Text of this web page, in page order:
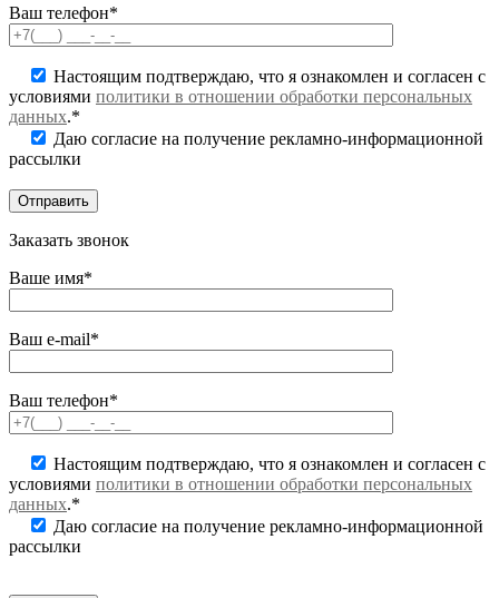
Ваш телефон*
Настоящим подтверждаю, что я ознакомлен и согласен с
условиями политики в отношении обработки персональных
данных.*
Даю согласие на получение рекламно-информационной
рассылки
Заказать звонок
Ваше имя*
Ваш e-mail*
Ваш телефон*
Настоящим подтверждаю, что я ознакомлен и согласен с
условиями политики в отношении обработки персональных
данных.*
Даю согласие на получение рекламно-информационной
рассылки